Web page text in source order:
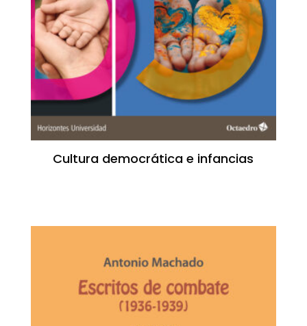
Cultura democrática e infancias